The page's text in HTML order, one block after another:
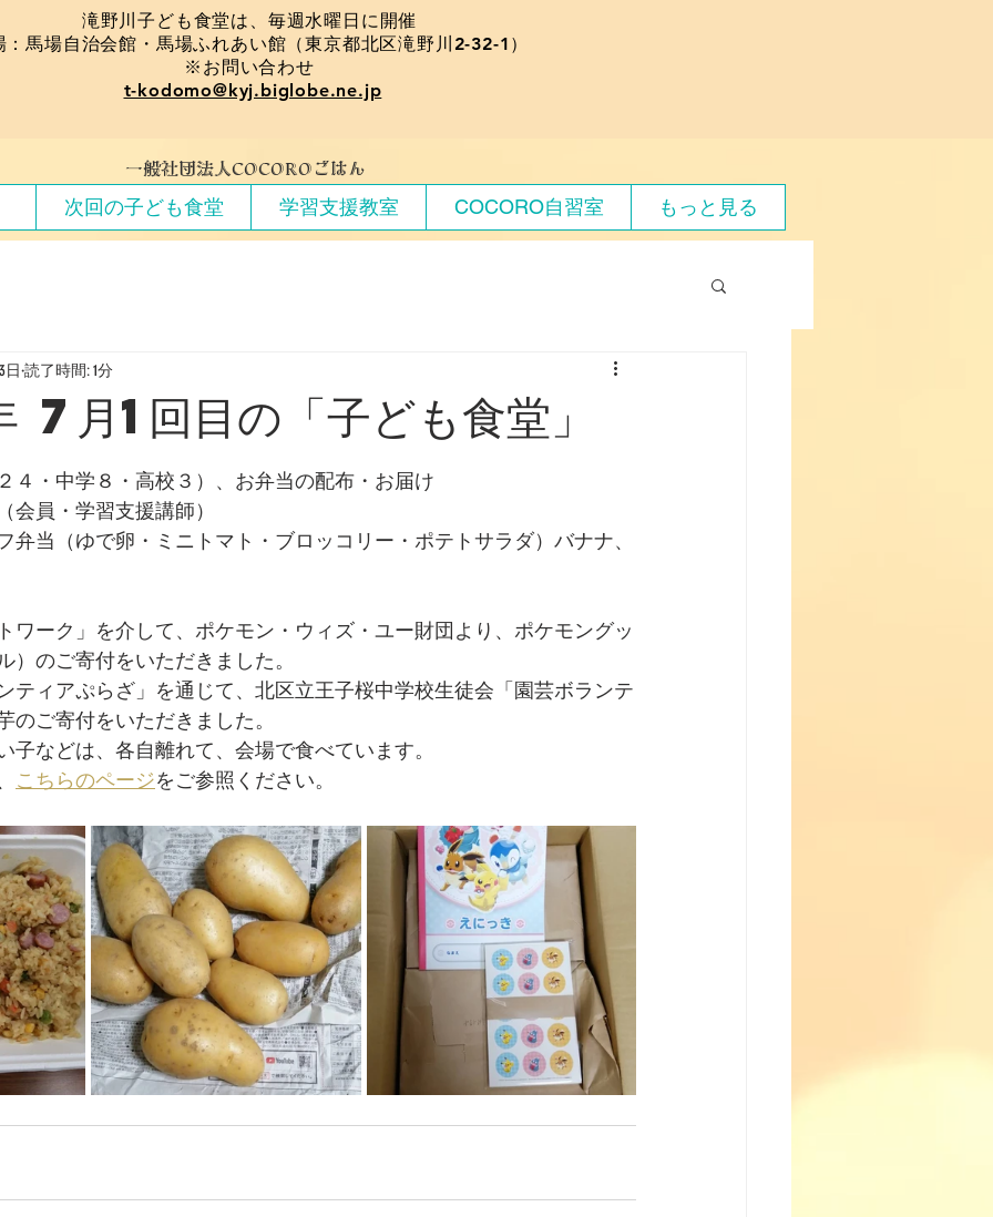
​滝野川子ども食堂は、毎週水曜日に開催
：馬場自治会館・馬場ふれあい館（東京都北区滝野川2-32-1）
※お問い合わせ
t-kodomo@kyj.biglobe.ne.jp
​一般社団法人COCOROごはん
次回の子ども食堂 学習支援教室 COCORO自習室 もっと見る
1回目の「子ども食堂」
日 読了時間: 1分
４・中学８・高校３）、お弁当の配布・お届け
員・学習支援講師）
当（ゆで卵・ミニトマト・ブロッコリー・ポテトサラダ）バナナ、
ーク」を介して、ポケモン・ウィズ・ユー財団より、ポケモングッ
）のご寄付をいただきました。
ィアぷらざ」を通じて、北区立王子桜中学校生徒会「園芸ボランテ
のご寄付をいただきました。
などは、各自離れて、会場で食べています。
こちらのページをご参照ください。